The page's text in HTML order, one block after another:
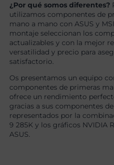
¿Por qué somos diferentes?
utilizamos componentes de
mano a mano con ASUS y
montaje seleccionan los
actualizables y con la mejor
versatilidad y precio para
satisfactorio.
Os presentamos un equipo
componentes de primeras
ofrece un rendimiento
gracias a sus componentes
representados por la
9 285K y los gráficos NVIDIA
ASUS.